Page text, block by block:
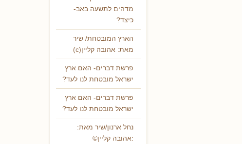
מדהים לתשעה באב-
כיצד?
הארץ המובטחת/ שיר
מאת: אהובה קליין(c)
פרשת דברים- האם ארץ
ישראל מובטחת לנו לעד?
פרשת דברים- האם ארץ
ישראל מובטחת לנו לעד?
נחל ארנון/שיר מאת:
:אהובה קליין©